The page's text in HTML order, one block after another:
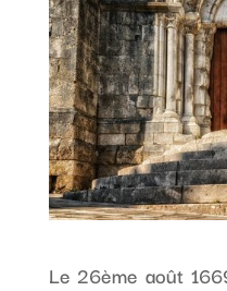
Le 26ème août